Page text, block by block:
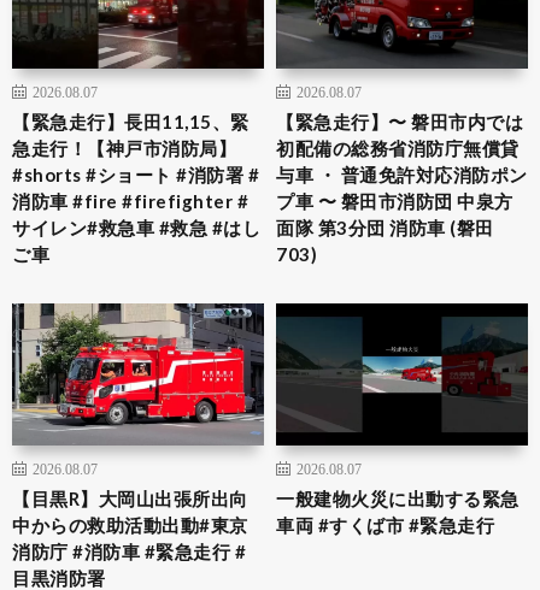
2026.08.07
【緊急走行】長田11,15、緊
急走行！【神戸市消防局】
#shorts #ショート #消防署 #
消防車 #fire #firefighter #
サイレン#救急車 #救急 #はし
ご車
2026.08.07
【緊急走行】〜 磐田市内では
初配備の総務省消防庁無償貸
与車 ・ 普通免許対応消防ポン
プ車 〜 磐田市消防団 中泉方
面隊 第3分団 消防車 (磐田
703)
2026.08.07
【目黒R】大岡山出張所出向
中からの救助活動出動#東京
消防庁 #消防車 #緊急走行 #
目黒消防署
2026.08.07
一般建物火災に出動する緊急
車両 #すくば市 #緊急走行